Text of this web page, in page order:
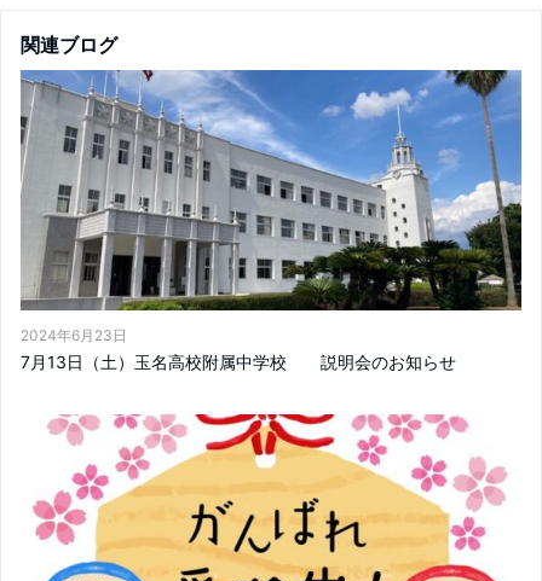
関連ブログ
2024年6月23日
7月13日（土）玉名高校附属中学校 説明会のお知らせ